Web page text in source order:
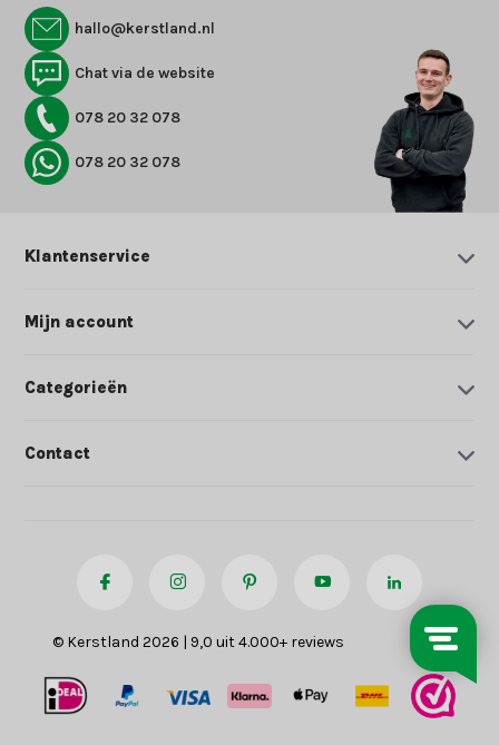
hallo@kerstland.nl
Chat via de website
078 20 32 078
078 20 32 078
Klantenservice
Mijn account
Categorieën
Contact
© Kerstland 2026 | 9,0 uit 4.000+ reviews